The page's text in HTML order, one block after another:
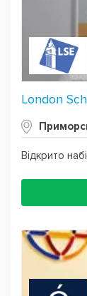
London
Відкрито